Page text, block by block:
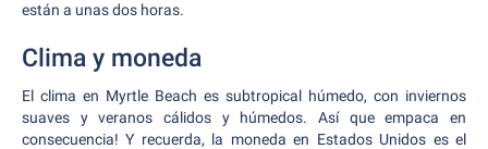
están a unas dos horas.
Clima y moneda
El clima en Myrtle Beach es subtropical húmedo, con inviernos
suaves y veranos cálidos y húmedos. Así que empaca en
consecuencia! Y recuerda, la moneda en Estados Unidos es el